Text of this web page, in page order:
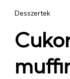
Desszertek